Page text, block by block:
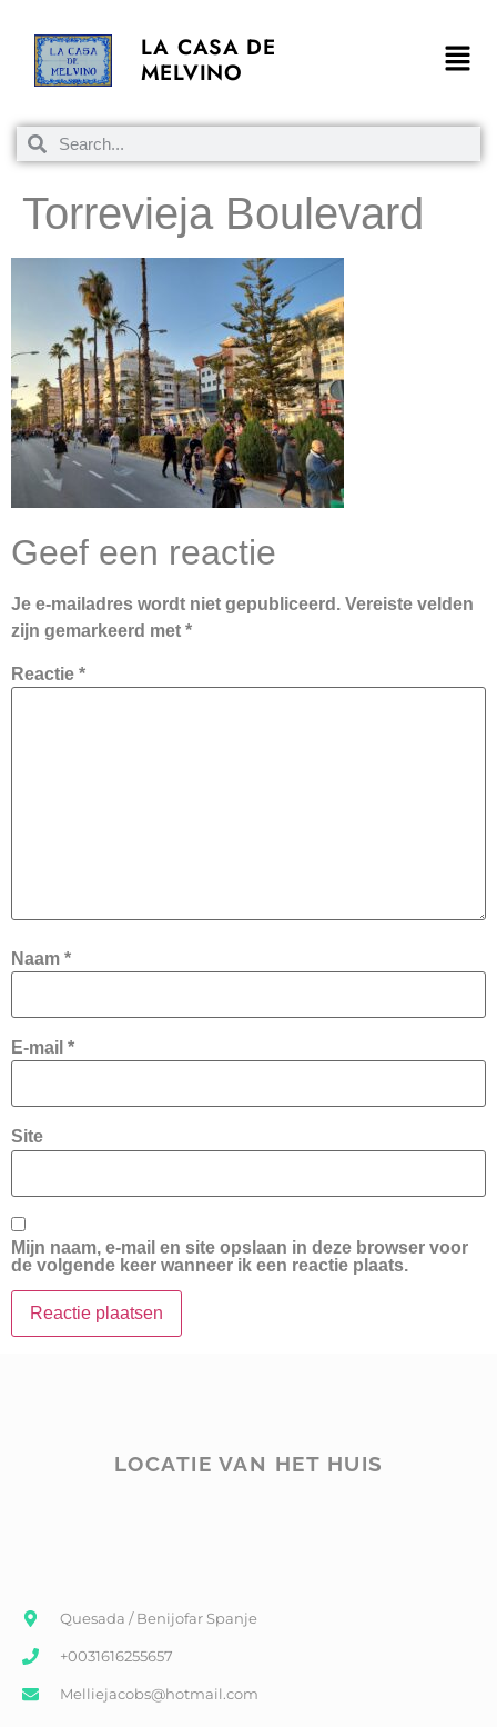
LA CASA DE
MELVINO
Torrevieja Boulevard
Geef een reactie
Je e-mailadres wordt niet gepubliceerd. Vereiste velden
zijn gemarkeerd met *
Reactie *
Naam *
E-mail *
Site
Mijn naam, e-mail en site opslaan in deze browser voor
de volgende keer wanneer ik een reactie plaats.
LOCATIE VAN HET HUIS
Quesada / Benijofar Spanje
+0031616255657
Melliejacobs@hotmail.com